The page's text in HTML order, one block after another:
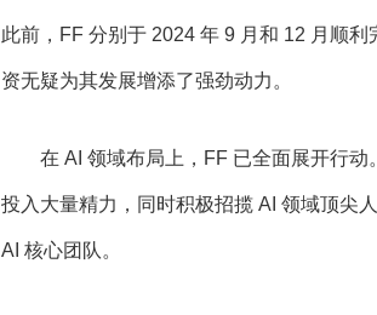
此前，FF 分别于 2024 年 9 月和 12 月顺
资无疑为其发展增添了强劲动力。
在 AI 领域布局上，FF 已全面展开行
投入大量精力，同时积极招揽 AI 领域顶尖
AI 核心团队。